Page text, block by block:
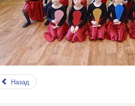
Назад